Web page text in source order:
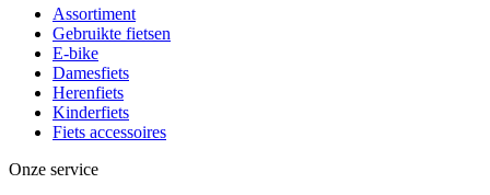
Assortiment
Gebruikte fietsen
E-bike
Damesfiets
Herenfiets
Kinderfiets
Fiets accessoires
Onze service